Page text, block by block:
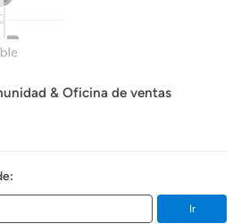
& Oficina de ventas
Ir